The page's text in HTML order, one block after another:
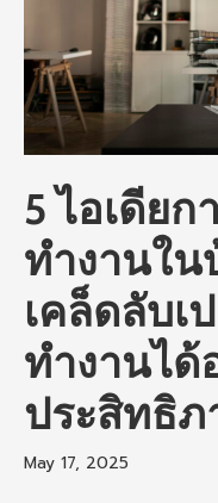
5 ไอเดีย
ทำงานใ
เคล็ดลับเ
ทำงานได้
ประสิทธิภ
May 17, 2025